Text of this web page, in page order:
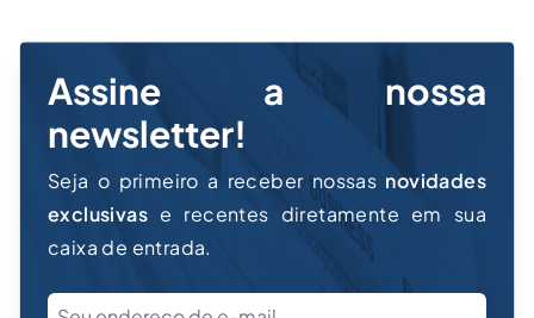
Assine a nossa
newsletter!
Seja o primeiro a receber nossas novidades
exclusivas e recentes diretamente em sua
caixa de entrada.